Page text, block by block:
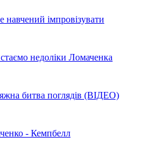
імпровізувати
недоліки Ломаченка
битва поглядів (ВІДЕО)
- Кемпбелл